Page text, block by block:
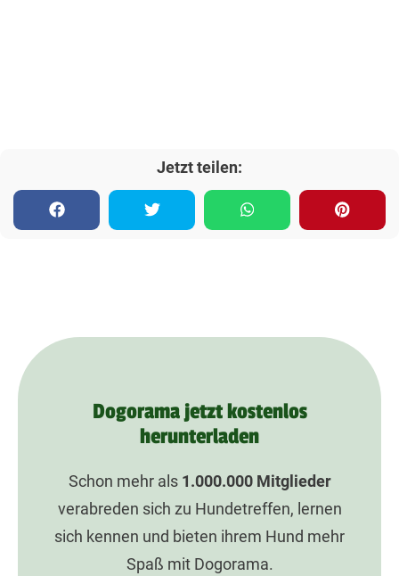
Jetzt teilen:
Dogorama jetzt kostenlos
herunterladen
Schon mehr als 1.000.000Mitglieder
verabreden sich zu Hundetreffen, lernen
sich kennen und bieten ihrem Hund mehr
Spaß mit Dogorama.